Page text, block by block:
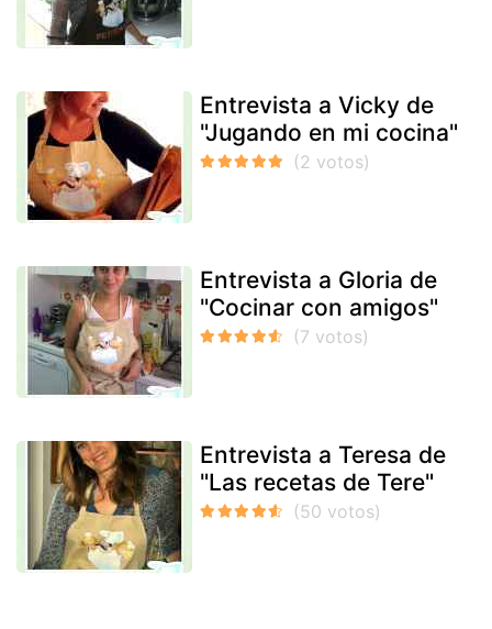
Entrevista a Vicky de
"Jugando en mi cocina"
Entrevista a Gloria de
"Cocinar con amigos"
Entrevista a Teresa de
"Las recetas de Tere"